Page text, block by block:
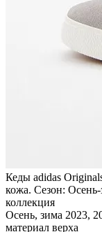
Кеды adidas
кожа. Сезон:
коллекция
Осень, зима 2023,
материал верха